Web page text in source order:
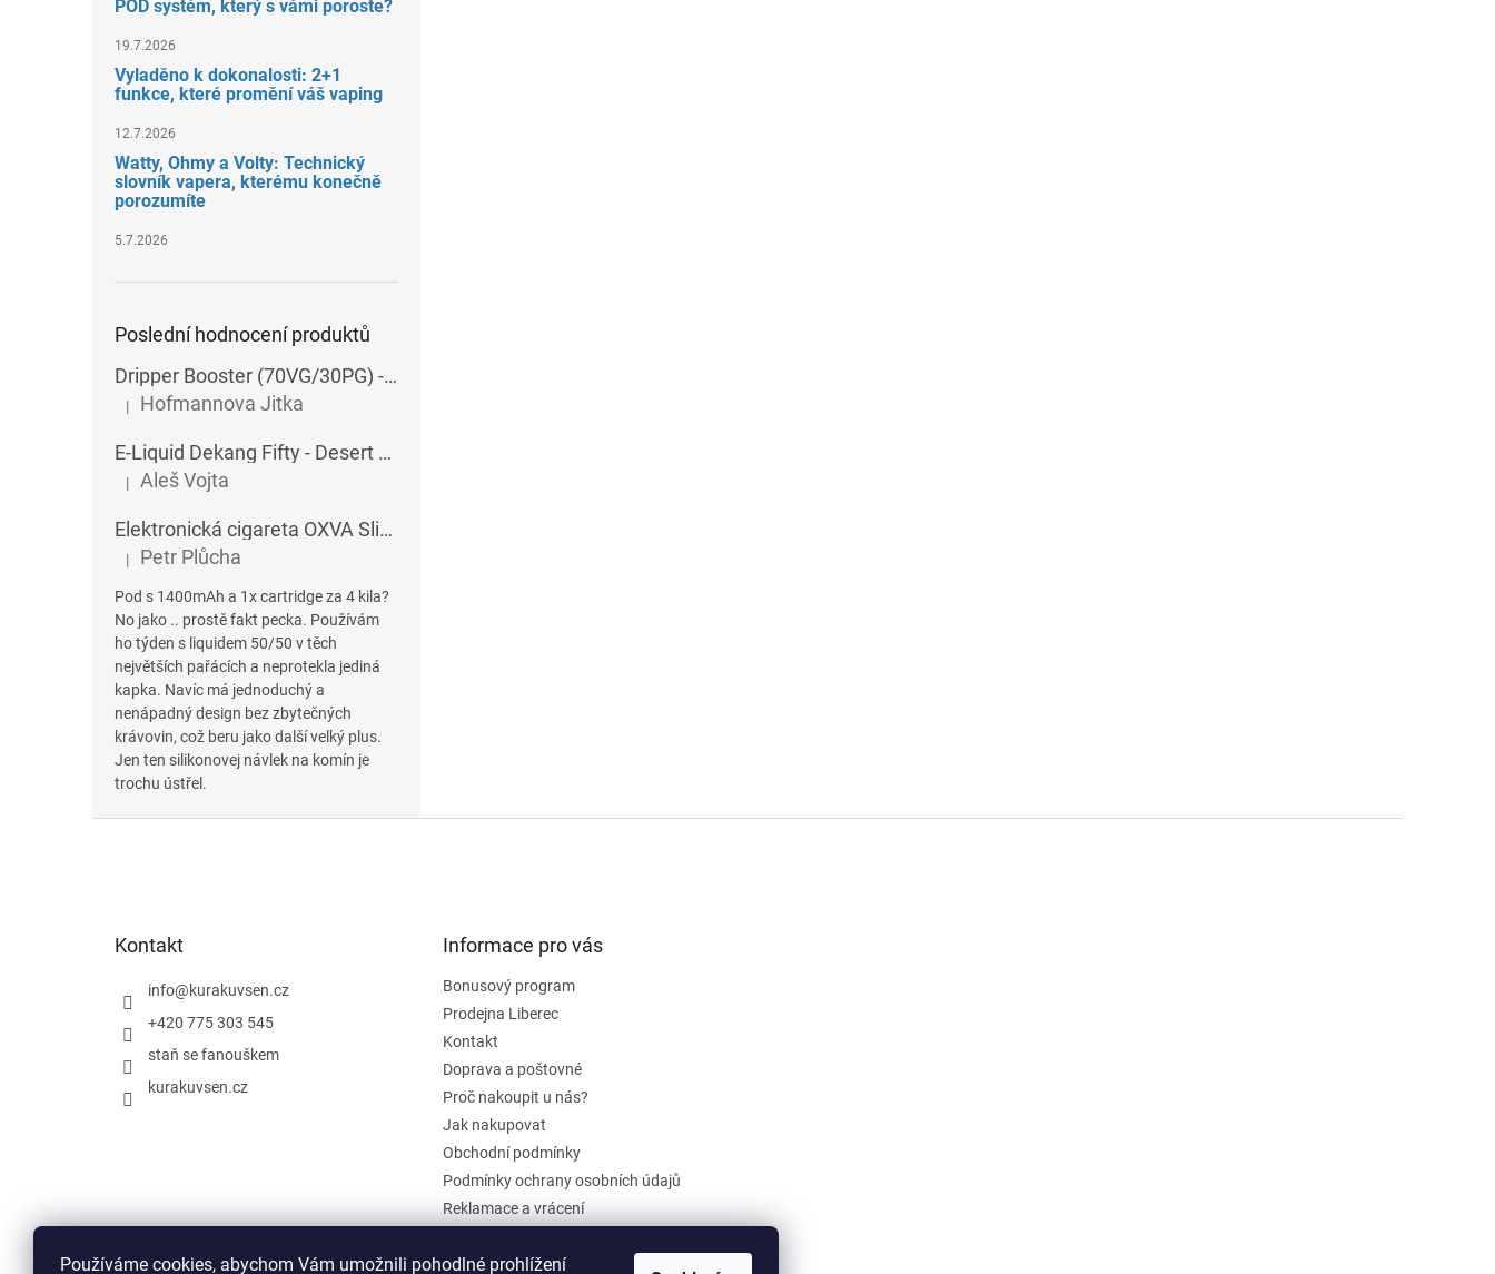
Používáme cookies, abychom Vám umožnili pohodlné prohlížení
POD systém, který s vámi poroste?
19.7.2026
Vyladěno k dokonalosti: 2+1
funkce, které promění váš vaping
12.7.2026
Watty, Ohmy a Volty: Technický
slovník vapera, kterému konečně
porozumíte
5.7.2026
Poslední hodnocení produktů
Dripper Booster (70VG/30PG) - Imperia - 5x10 ml - 15 mg
Hodnocení produktu je 5 z 5 hvězdiček.
| Hofmannova Jitka
E-Liquid Dekang Fifty - Desert Ship - 10 ml
Hodnocení produktu je 5 z 5 hvězdiček.
| Aleš Vojta
Elektronická cigareta OXVA SlimStick X POD 1400 mAh
Hodnocení produktu je 5 z 5 hvězdiček.
| Petr Plůcha
Pod s 1400mAh a 1x cartridge za 4 kila?
No jako .. prostě fakt pecka. Používám
ho týden s liquidem 50/50 v těch
největších pařácích a neprotekla jediná
kapka. Navíc má jednoduchý a
nenápadný design bez zbytečných
krávovin, což beru jako další velký plus.
Jen ten silikonovej návlek na komín je
trochu ústřel.
Kontakt
info@kurakuvsen.cz
+420 775 303 545
staň se fanouškem
kurakuvsen.cz
Informace pro vás
Bonusový program
Prodejna Liberec
Kontakt
Doprava a poštovné
Proč nakoupit u nás?
Jak nakupovat
Obchodní podmínky
Podmínky ochrany osobních údajů
Reklamace a vrácení
Hodnocení obchodu